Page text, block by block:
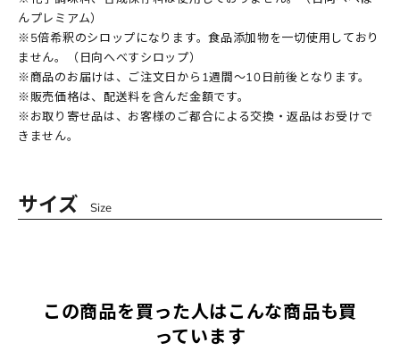
んプレミアム）
※5倍希釈のシロップになります。食品添加物を一切使用しており
ません。（日向へべすシロップ）
※商品のお届けは、ご注文日から1週間～10日前後となります。
※販売価格は、配送料を含んだ金額です。
※お取り寄せ品は、お客様のご都合による交換・返品はお受けで
きません。
サイズ Size
この商品を買った人はこんな商品も買
っています